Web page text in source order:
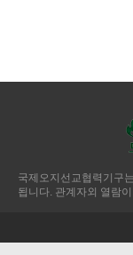
국제오지선교협력기구
됩니다. 관계자외 열람